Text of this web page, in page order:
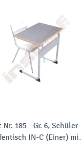
Nr. 185 - Gr. 6, Schüler-
IN-C (Einer) mit